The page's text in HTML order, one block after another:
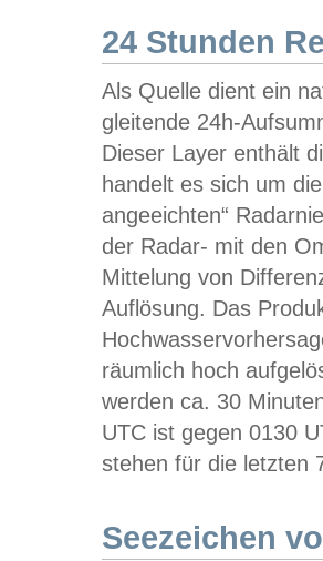
24 Stunden
Als Quelle dient ein
gleitende 24h-
Dieser Layer enthält
handelt es sich um
angeeichten“
der Radar- mit den
Mittelung von
Auflösung. Das
räumlich hoch
werden ca. 30
UTC ist gegen 0130
stehen für die letzten
Seezeichen